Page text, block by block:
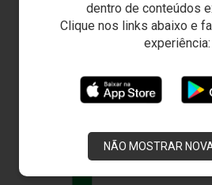
dentro de conteúdos
Clique nos links abaixo e
experiência:
NÃO MOSTRAR